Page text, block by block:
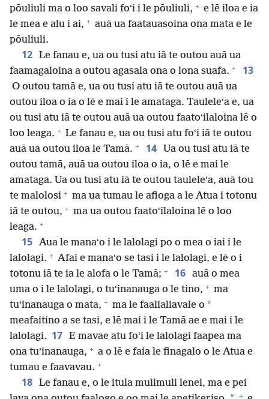
pōuliuli ma o loo savali foʻi i le pōuliuli, + e lē iloa e ia
le mea e alu i ai, + auā ua faatauasoina ona mata e le
pōuliuli.
12 Le fanau e, ua ou tusi atu iā te outou auā ua
faamagaloina a outou agasala ona o lona suafa. + 13
O outou tamā e, ua ou tusi atu iā te outou auā ua
outou iloa o ia o lē e mai i le amataga. Tauleleʻa e, ua
ou tusi atu iā te outou auā ua outou faatoʻilaloina lē o
loo leaga. + Le fanau e, ua ou tusi atu foʻi iā te outou
auā ua outou iloa le Tamā. + 14
Ua ou tusi atu iā te
outou tamā, auā ua outou iloa o ia, o lē e mai le
amataga. Ua ou tusi atu iā te outou tauleleʻa, auā tou
te malolosi + ma ua tumau le afioga a le Atua i totonu
iā te outou, + ma ua outou faatoʻilaloina lē o loo
leaga. +
15 Aua le manaʻo i le lalolagi po o mea o iai i le
lalolagi. + Afai e manaʻo se tasi i le lalolagi, e lē o i
totonu iā te ia le alofa o le Tamā; + 16 auā o mea
uma o i le lalolagi, o tuʻinanauga o le tino, + ma
tuʻinanauga o mata, + ma le faalialiavale o *
meafaitino a se tasi, e lē mai i le Tamā ae e mai i le
lalolagi. 17 E mavae atu foʻi le lalolagi faapea ma
ona tuʻinanauga, + a o lē e faia le finagalo o le Atua e
tumau e faavavau. +
18 Le fanau e, o le itula mulimuli lenei, ma e pei
+